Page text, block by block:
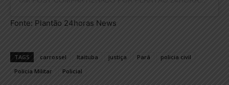
Fonte: Plantão 24horas News
TAGS carrossel Itaituba justiça Pará
policia civil
Policia Militar
Policial